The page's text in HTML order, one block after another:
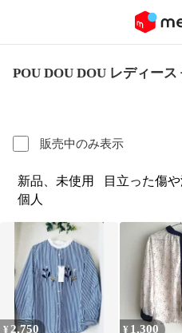
POU DOU DOU レディー
販売中のみ表示
新品、未使用 目立った傷
個人
¥ 2,750 ¥ 1,300